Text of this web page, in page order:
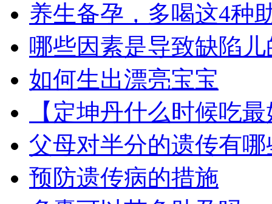
养生备孕，多喝这4种
哪些因素是导致缺陷
如何生出漂亮宝宝
【定坤丹什么时候吃
父母对半分的遗传有哪
预防遗传病的措施